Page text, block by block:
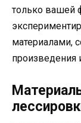
только вашей
материалами,
произведения